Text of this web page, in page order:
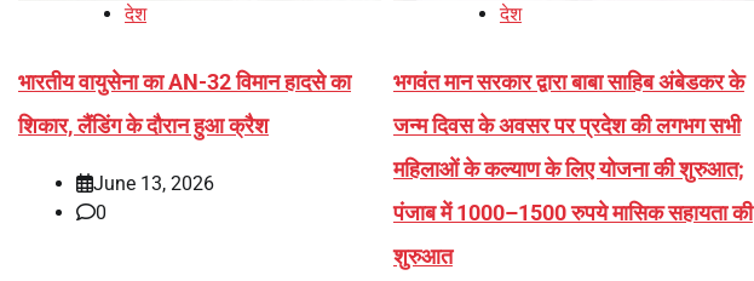
देश
भारतीय वायुसेना का AN-32 विमान हादसे का
शिकार, लैंडिंग के दौरान हुआ क्रैश
June 13, 2026
0
देश
भगवंत मान सरकार द्वारा बाबा साहिब अंबेडकर के
जन्म दिवस के अवसर पर प्रदेश की लगभग सभी
महिलाओं के कल्याण के लिए योजना की शुरुआत;
पंजाब में 1000–1500 रुपये मासिक सहायता की
शुरुआत